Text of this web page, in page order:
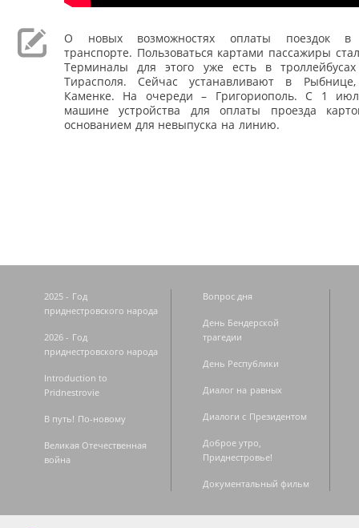
О новых возможностях оплаты поездок в
транспорте. Пользоваться картами пассажиры
Терминалы для этого уже есть в
Тирасполя. Сейчас устанавливают в
Каменке. На очереди – Григориополь. С 1
машине устройства для оплаты проезда
основанием для невыпуска на линию.
2025 - Год
приднестровского народа
2026 - Год
приднестровского народа
Introduction to
Pridnestrovie
В путь! По-новому
Великая Отечественная
война
Вопрос дня
День Бендерской
трагедии
День Республики
Диалог на равных
Диалоги с Президентом
Доброе утро,
Приднестровье!
Документальный фильм